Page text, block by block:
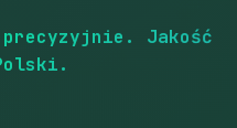
precyzyjnie. Jakość